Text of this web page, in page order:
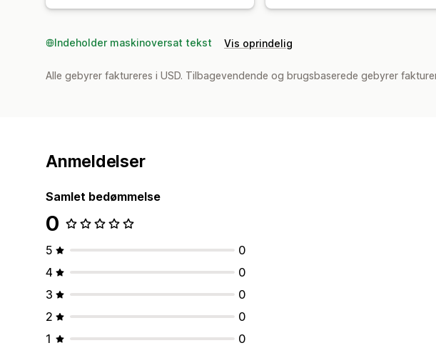
Indeholder maskinoversat tekst Vis oprindelig
Alle gebyrer faktureres i USD. Tilbagevendende og brugsbaserede gebyrer
Anmeldelser
Samlet bedømmelse
0
5
0
4
0
3
0
2
0
1
0